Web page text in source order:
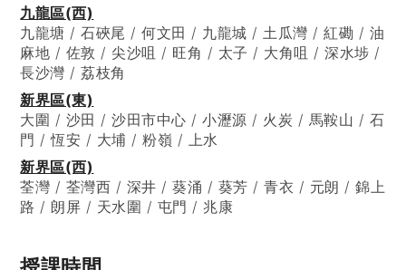
九龍區(西)
九龍塘 / 石硤尾 / 何文田 / 九龍城 / 土瓜灣 / 紅磡 / 油
麻地 / 佐敦 / 尖沙咀 / 旺角 / 太子 / 大角咀 / 深水埗 /
長沙灣 / 荔枝角
新界區(東)
大圍 / 沙田 / 沙田市中心 / 小瀝源 / 火炭 / 馬鞍山 / 石
門 / 恆安 / 大埔 / 粉嶺 / 上水
新界區(西)
荃灣 / 荃灣西 / 深井 / 葵涌 / 葵芳 / 青衣 / 元朗 / 錦上
路 / 朗屏 / 天水圍 / 屯門 / 兆康